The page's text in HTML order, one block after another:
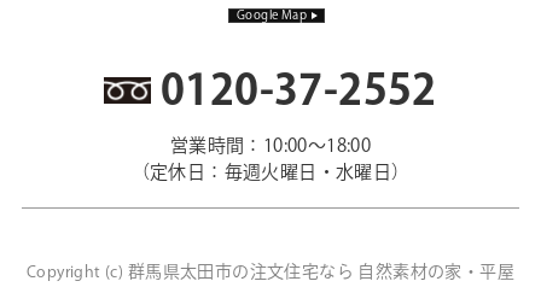
Google Map
0120-37-2552
営業時間：10:00～18:00
（定休日：毎週火曜日・水曜日）
Copyright (c) 群馬県太田市の注文住宅なら 自然素材の家・平屋